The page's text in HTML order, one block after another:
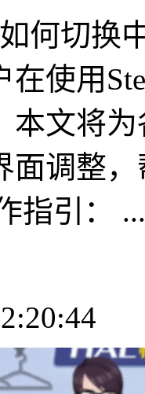
何切换
在使用
本文将
面调整
指引： ...